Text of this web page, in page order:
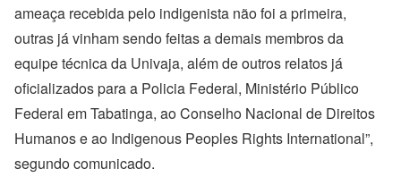
ameaça recebida pelo indigenista não foi a primeira,
outras já vinham sendo feitas a demais membros da
equipe técnica da Univaja, além de outros relatos já
oficializados para a Policia Federal, Ministério Público
Federal em Tabatinga, ao Conselho Nacional de Direitos
Humanos e ao Indigenous Peoples Rights International”,
segundo comunicado.